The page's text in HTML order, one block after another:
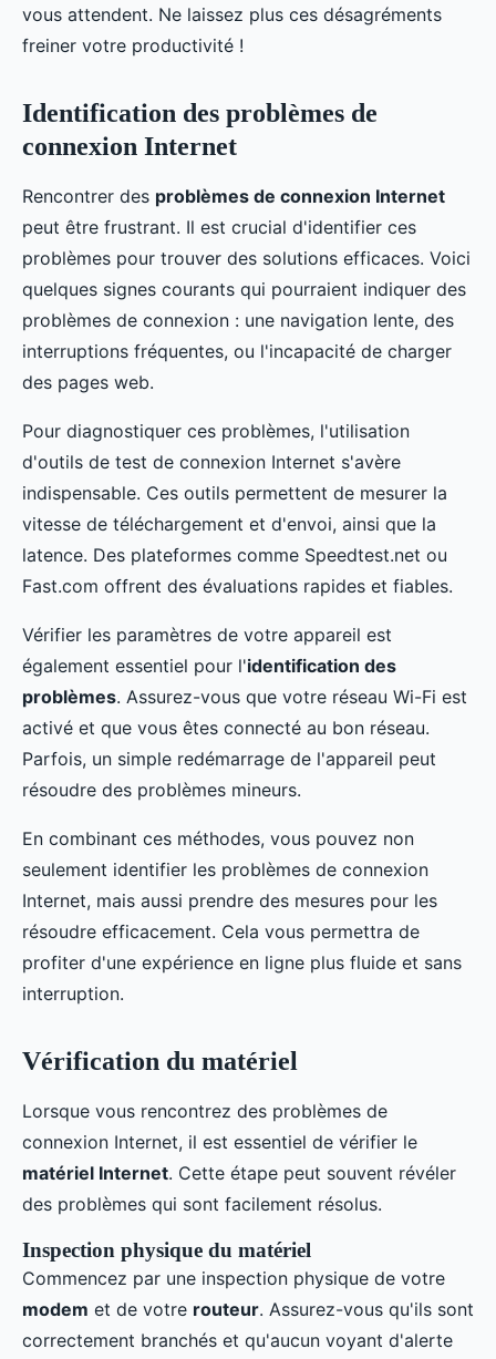
vous attendent. Ne laissez plus ces désagréments
freiner votre productivité !
Identification des problèmes de
connexion Internet
Rencontrer des problèmes de connexion Internet
peut être frustrant. Il est crucial d'identifier ces
problèmes pour trouver des solutions efficaces. Voici
quelques signes courants qui pourraient indiquer des
problèmes de connexion : une navigation lente, des
interruptions fréquentes, ou l'incapacité de charger
des pages web.
Pour diagnostiquer ces problèmes, l'utilisation
d'outils de test de connexion Internet s'avère
indispensable. Ces outils permettent de mesurer la
vitesse de téléchargement et d'envoi, ainsi que la
latence. Des plateformes comme Speedtest.net ou
Fast.com offrent des évaluations rapides et fiables.
Vérifier les paramètres de votre appareil est
également essentiel pour l'identification des
problèmes. Assurez-vous que votre réseau Wi-Fi est
activé et que vous êtes connecté au bon réseau.
Parfois, un simple redémarrage de l'appareil peut
résoudre des problèmes mineurs.
En combinant ces méthodes, vous pouvez non
seulement identifier les problèmes de connexion
Internet, mais aussi prendre des mesures pour les
résoudre efficacement. Cela vous permettra de
profiter d'une expérience en ligne plus fluide et sans
interruption.
Vérification du matériel
Lorsque vous rencontrez des problèmes de
connexion Internet, il est essentiel de vérifier le
matériel Internet. Cette étape peut souvent révéler
des problèmes qui sont facilement résolus.
Inspection physique du matériel
Commencez par une inspection physique de votre
modem et de votre routeur. Assurez-vous qu'ils sont
correctement branchés et qu'aucun voyant d'alerte